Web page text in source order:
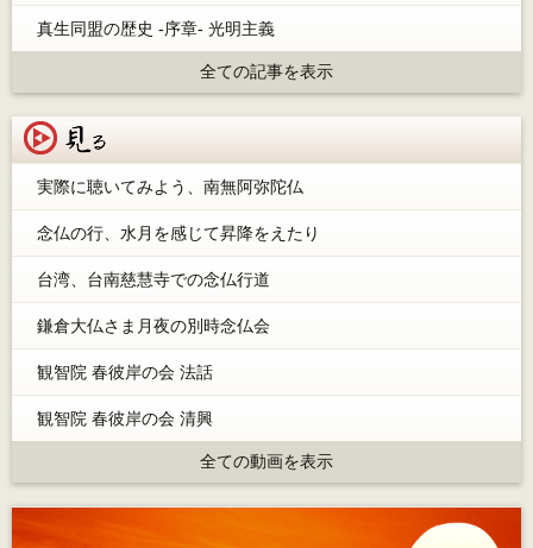
真生同盟の歴史 -序章- 光明主義
全ての記事を表示
実際に聴いてみよう、南無阿弥陀仏
念仏の行、水月を感じて昇降をえたり
台湾、台南慈慧寺での念仏行道
鎌倉大仏さま月夜の別時念仏会
観智院 春彼岸の会 法話
観智院 春彼岸の会 清興
全ての動画を表示